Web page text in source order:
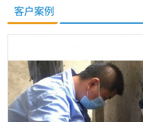
客户案例